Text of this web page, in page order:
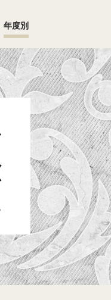
年度別
1986年度
1980年度